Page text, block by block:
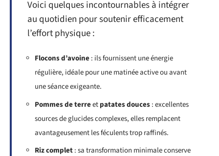
Voici quelques incontournables à intégrer
au quotidien pour soutenir efficacement
l’effort physique :
Flocons d’avoine: ils fournissent une énergie
régulière, idéale pour une matinée active ou avant
une séance exigeante.
Pommes de terreetpatates douces: excellentes
sources de glucides complexes, elles remplacent
avantageusement les féculents trop raffinés.
Riz complet: sa transformation minimale conserve